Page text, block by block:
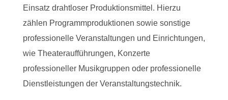
Einsatz drahtloser Produktionsmittel. Hierzu
zählen Programmproduktionen sowie sonstige
professionelle Veranstaltungen und Einrichtungen,
wie Theateraufführungen, Konzerte
professioneller Musikgruppen oder professionelle
Dienstleistungen der Veranstaltungstechnik.